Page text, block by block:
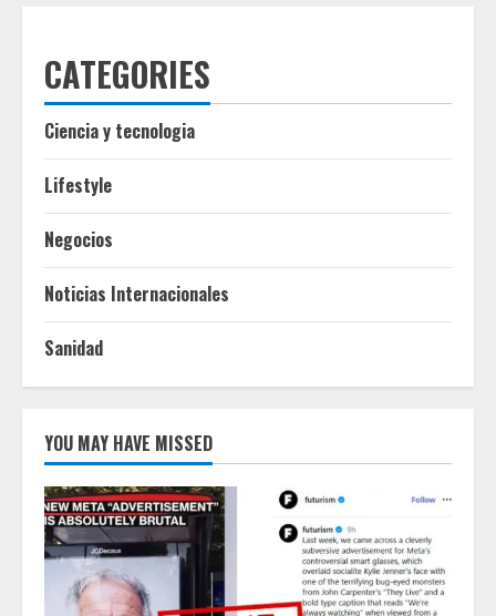
CATEGORIES
Ciencia y tecnologia
Lifestyle
Negocios
Noticias Internacionales
Sanidad
YOU MAY HAVE MISSED